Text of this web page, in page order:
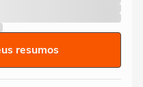
resumos